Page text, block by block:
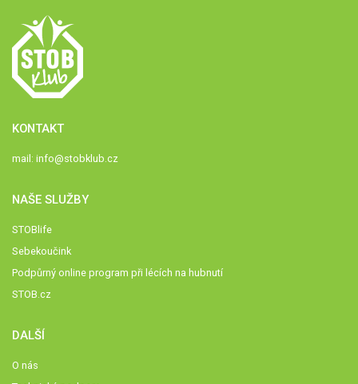
KONTAKT
mail: info@stobklub.cz
NAŠE SLUŽBY
STOBlife
Sebekoučink
Podpůrný online program při lécích na hubnutí
STOB.cz
DALŠÍ
O nás